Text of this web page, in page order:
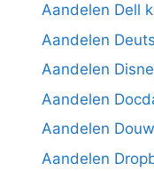
Aandelen Dell
Aandelen
Aandelen
Aandelen
Aandelen
Aandelen